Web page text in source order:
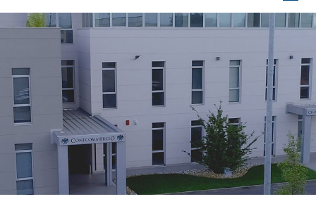
CHI SIAMO
SERVIZI
CATEGORIE
DELEGAZIONI
ATTIVITÀ STORICHE
PERIODICO